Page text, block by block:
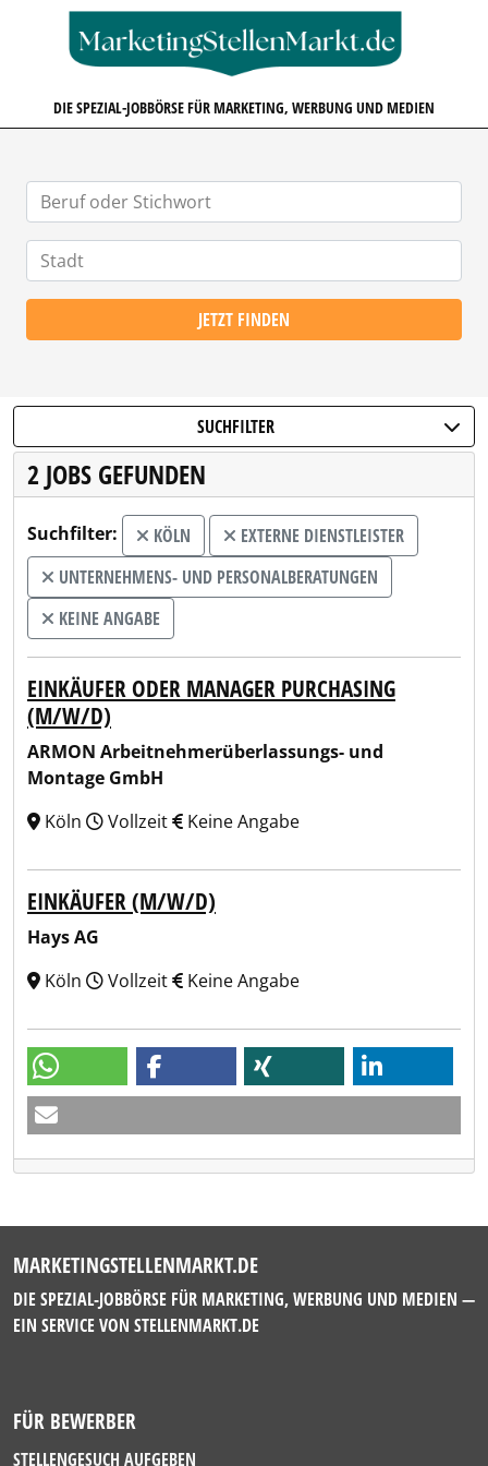
DIE SPEZIAL-JOBBÖRSE FÜR MARKETING, WERBUNG UND MEDIEN
JETZT FINDEN
SUCHFILTER
2 JOBS GEFUNDEN
Suchfilter: KÖLN
EXTERNE DIENSTLEISTER
UNTERNEHMENS- UND PERSONALBERATUNGEN
KEINE ANGABE
EINKÄUFER ODER MANAGER PURCHASING
(M/W/D)
ARMON Arbeitnehmerüberlassungs- und
Montage GmbH
Köln
Vollzeit Keine Angabe
EINKÄUFER (M/W/D)
Hays AG
Köln
Vollzeit Keine Angabe
MARKETINGSTELLENMARKT.DE
DIE SPEZIAL-JOBBÖRSE FÜR MARKETING, WERBUNG UND MEDIEN —
EIN SERVICE VON STELLENMARKT.DE
FÜR BEWERBER
STELLENGESUCH AUFGEBEN